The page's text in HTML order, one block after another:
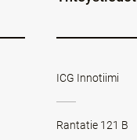
ICG Innotiimi
Rantatie 121 B